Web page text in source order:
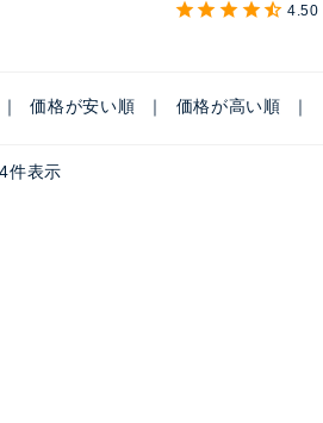
4.50
価格が安い順 価格が高い順
4件表示